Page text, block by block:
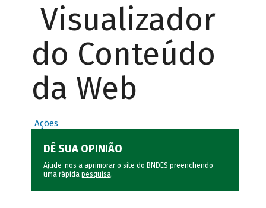
Visualizador
do Conteúdo
da Web
Ações
DÊ SUA OPINIÃO
Ajude-nos a aprimorar o site do BNDES preenchendo
uma rápida pesquisa.